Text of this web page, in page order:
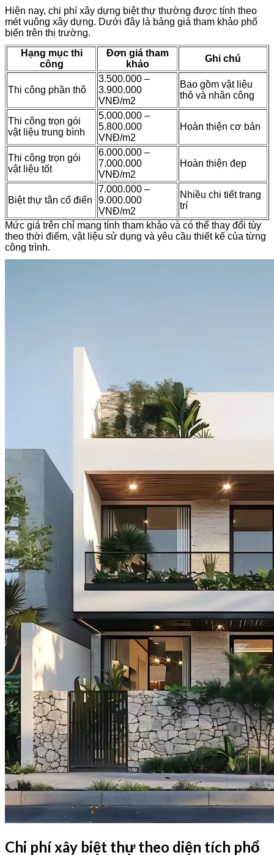
Hiện nay, chi phí xây dựng biệt thự thường được tính theo
mét vuông xây dựng. Dưới đây là bảng giá tham khảo phổ
biến trên thị trường.
Hạng mục thi
công
Đơn giá tham
khảo
Ghi chú
Thi công phần thô
3.500.000 –
3.900.000
VNĐ/m2
Bao gồm vật liệu
thô và nhân công
Thi công trọn gói
vật liệu trung bình
5.000.000 –
5.800.000
VNĐ/m2
Hoàn thiện cơ bản
Thi công trọn gói
vật liệu tốt
6.000.000 –
7.000.000
VNĐ/m2
Hoàn thiện đẹp
Biệt thự tân cổ điển
7.000.000 –
9.000.000
VNĐ/m2
Nhiều chi tiết trang
trí
Mức giá trên chỉ mang tính tham khảo và có thể thay đổi tùy
theo thời điểm, vật liệu sử dụng và yêu cầu thiết kế của từng
công trình.
Chi phí xây biệt thự theo diện tích phổ